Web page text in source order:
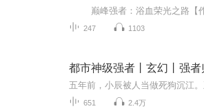
247 1103
都市神级强者丨玄幻丨强者
651 2.4万